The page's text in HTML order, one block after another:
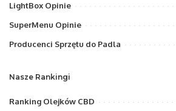
LightBox Opinie
SuperMenu Opinie
Producenci Sprzętu do Padla
Nasze Rankingi
Ranking Olejków CBD